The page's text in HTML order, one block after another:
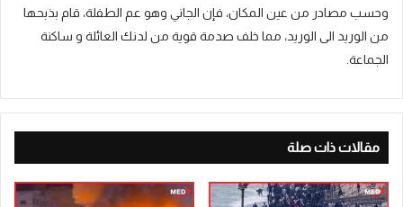
وحسب مصادر من عين المكان، فإن الجاني وهو عم الطفلة، قام بذبحها
من الوريد الى الوريد، مما خلف صدمة قوية من لدنك العائلة و ساكنة
الجماعة.
مقالات ذات صلة